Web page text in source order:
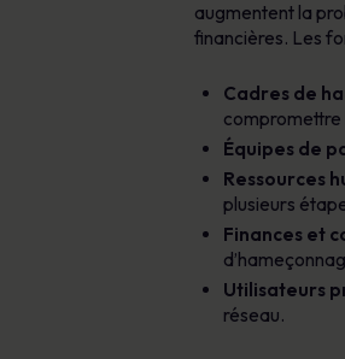
augmentent la
financières. Les
Cadres de
compromettre
Équipes de
Ressources
plusieurs
Finances et
Utilisateurs
réseau.